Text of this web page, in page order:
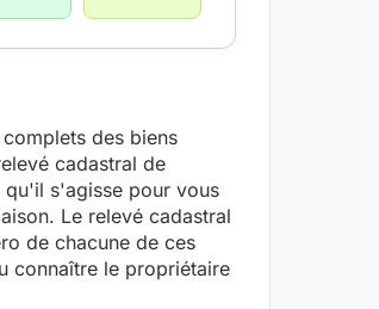
des biens
cadastral de
s'agisse pour vous
Le relevé cadastral
de chacune de ces
connaître le propriétaire